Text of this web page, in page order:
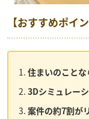
【おすすめポイン
住まいのこと
3Dシミュレー
案件の約7割が